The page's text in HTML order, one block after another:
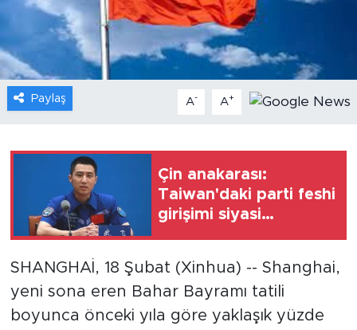
Paylaş A- A+
Çin anakarası:
Taiwan'daki parti feshi
girişimi siyasi
SHANGHAİ, 18 Şubat (Xinhua) -- Shanghai,
yeni sona eren Bahar Bayramı tatili
boyunca önceki yıla göre yaklaşık yüzde
Video
Sağlık
Foto Haber
Xinhua Türkiye
Seyahat